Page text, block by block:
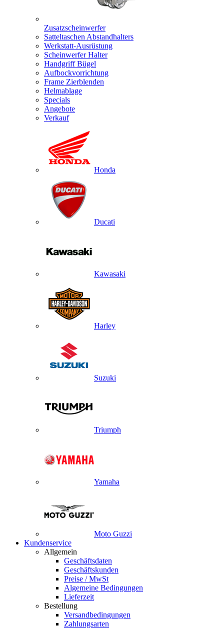
Zusatzscheinwerfer
Satteltaschen Abstandhalters
Werkstatt-Ausrüstung
Scheinwerfer Halter
Handgriff Bügel
Aufbockvorrichtung
Frame Zierblenden
Helmablage
Specials
Angebote
Verkauf
Honda
Ducati
Kawasaki
Harley
Suzuki
Triumph
Yamaha
Moto Guzzi
Kundenservice
Allgemein
Geschäftsdaten
Geschäftskunden
Preise / MwSt
Algemeine Bedingungen
Lieferzeit
Bestellung
Versandbedingungen
Zahlungsarten